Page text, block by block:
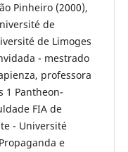
Pinheiro (2000),
de
de Limoges
- mestrado
professora
1 Pantheon-
FIA de
- Université
e